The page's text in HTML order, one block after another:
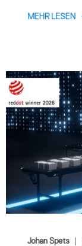
MEHR LESEN
Johan Spets